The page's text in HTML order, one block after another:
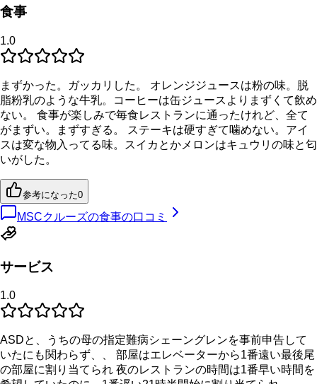
食事
1.0
まずかった。ガッカリした。 オレンジジュースは粉の味。脱
脂粉乳のような牛乳。コーヒーは缶ジュースよりまずくて飲め
ない。 食事が楽しみで毎食レストランに通ったけれど、全て
がまずい。まずすぎる。 ステーキは硬すぎて噛めない。アイ
スは変な物入ってる味。スイカとかメロンはキュウリの味と匂
いがした。
参考になった0
MSCクルーズの食事の口コミ
サービス
1.0
ASDと、うちの母の指定難病シェーングレンを事前申告して
いたにも関わらず、、 部屋はエレベーターから1番遠い最後尾
の部屋に割り当てられ 夜のレストランの時間は1番早い時間を